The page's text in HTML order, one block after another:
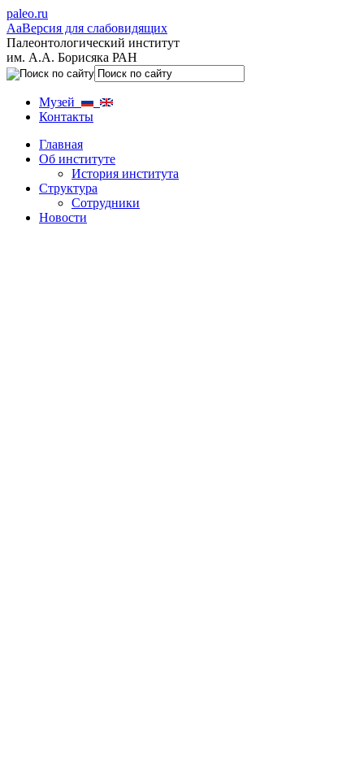
paleo.ru
AaВерсия для слабовидящих
Палеонтологический институт
им. А.А. Борисяка РАН
Музей
Контакты
Главная
Об институте
История института
Структура
Сотрудники
Новости